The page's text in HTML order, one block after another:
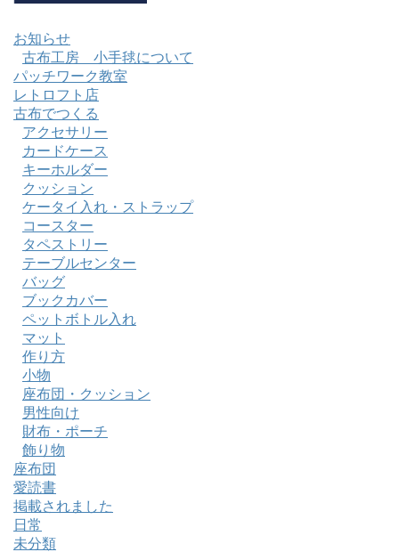
お知らせ
古布工房 小手毬について
パッチワーク教室
レトロフト店
古布でつくる
アクセサリー
カードケース
キーホルダー
クッション
ケータイ入れ・ストラップ
コースター
タペストリー
テーブルセンター
バッグ
ブックカバー
ペットボトル入れ
マット
作り方
小物
座布団・クッション
男性向け
財布・ポーチ
飾り物
座布団
愛読書
掲載されました
日常
未分類